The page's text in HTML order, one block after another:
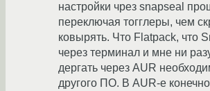
настройки чрез snapseal
переключая тогглеры, чем
ковырять. Что Flatpack, что
через терминал и мне ни
дергать через AUR
другого ПО. В AUR-e